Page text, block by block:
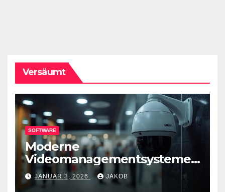
Versäumt
SOFTWARE
Moderne
Videomanagementsysteme
(VMS) – mehr als nur
Überwachungswerkzeuge
JANUAR 3, 2026 JAKOB